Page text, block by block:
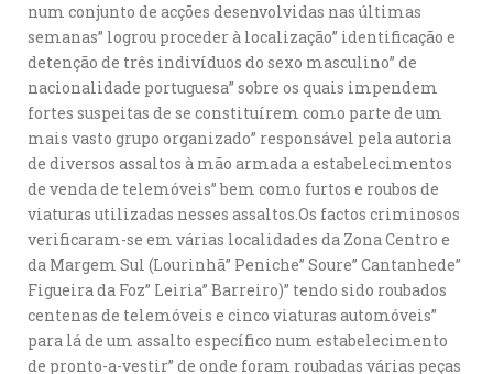
num conjunto de acções desenvolvidas nas últimas
semanas” logrou proceder à localização” identificação e
detenção de três indivíduos do sexo masculino” de
nacionalidade portuguesa” sobre os quais impendem
fortes suspeitas de se constituírem como parte de um
mais vasto grupo organizado” responsável pela autoria
de diversos assaltos à mão armada a estabelecimentos
de venda de telemóveis” bem como furtos e roubos de
viaturas utilizadas nesses assaltos.Os factos criminosos
verificaram-se em várias localidades da Zona Centro e
da Margem Sul (Lourinhã” Peniche” Soure” Cantanhede”
Figueira da Foz” Leiria” Barreiro)” tendo sido roubados
centenas de telemóveis e cinco viaturas automóveis”
para lá de um assalto específico num estabelecimento
de pronto-a-vestir” de onde foram roubadas várias peças